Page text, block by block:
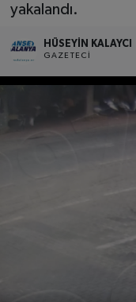
yakalandı.
HÜSEYIN KALAYCI
GAZETECI